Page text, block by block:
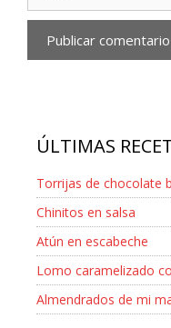
ÚLTIMAS
Torrijas de chocolate
Chinitos en salsa
Atún en escabeche
Lomo caramelizado
Almendrados de mi